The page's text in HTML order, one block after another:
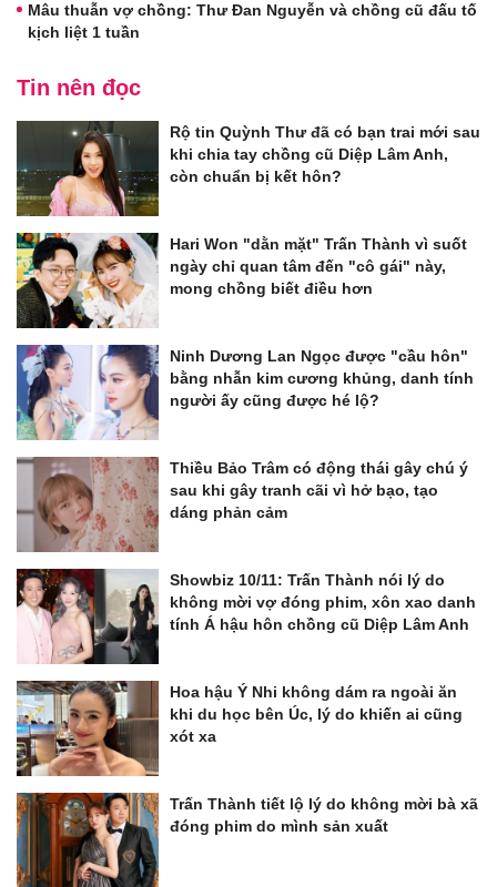
Mâu thuẫn vợ chồng: Thư Đan Nguyễn và chồng cũ đấu tố
kịch liệt 1 tuần
Tin nên đọc
Rộ tin Quỳnh Thư đã có bạn trai mới sau
khi chia tay chồng cũ Diệp Lâm Anh,
còn chuẩn bị kết hôn?
Hari Won "dằn mặt" Trấn Thành vì suốt
ngày chỉ quan tâm đến "cô gái" này,
mong chồng biết điều hơn
Ninh Dương Lan Ngọc được "cầu hôn"
bằng nhẫn kim cương khủng, danh tính
người ấy cũng được hé lộ?
Thiều Bảo Trâm có động thái gây chú ý
sau khi gây tranh cãi vì hở bạo, tạo
dáng phản cảm
Showbiz 10/11: Trấn Thành nói lý do
không mời vợ đóng phim, xôn xao danh
tính Á hậu hôn chồng cũ Diệp Lâm Anh
Hoa hậu Ý Nhi không dám ra ngoài ăn
khi du học bên Úc, lý do khiến ai cũng
xót xa
Trấn Thành tiết lộ lý do không mời bà xã
đóng phim do mình sản xuất